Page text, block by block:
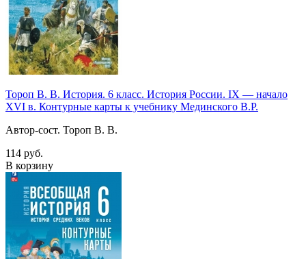
Тороп В. В. История. 6 класс. История России. IX — начало
XVI в. Контурные карты к учебнику Мединского В.Р.
Автор-сост. Тороп В. В.
114 руб.
В корзину